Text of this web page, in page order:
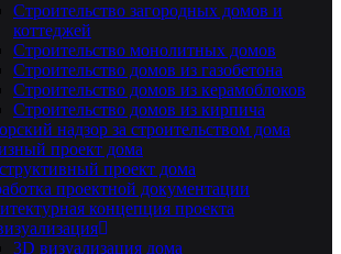
Строительство загородных домов и
коттеджей
Строительство монолитных домов
Строительство домов из газобетона
Строительство домов из керамоблоков
Строительство домов из кирпича
надзор за строительством дома
проект дома
проект дома
проектной документации
концепция проекта
3D визуализация дома